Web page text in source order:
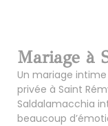
Mariage à
Un mariage
privée à Saint
Saldalamacchia
beaucoup